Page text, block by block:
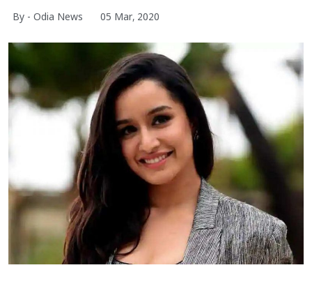
By - Odia News 05 Mar, 2020